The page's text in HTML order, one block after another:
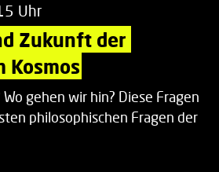
Uhr
Zukunft der
Kosmos
gehen wir hin? Diese Fragen
philosophischen Fragen der